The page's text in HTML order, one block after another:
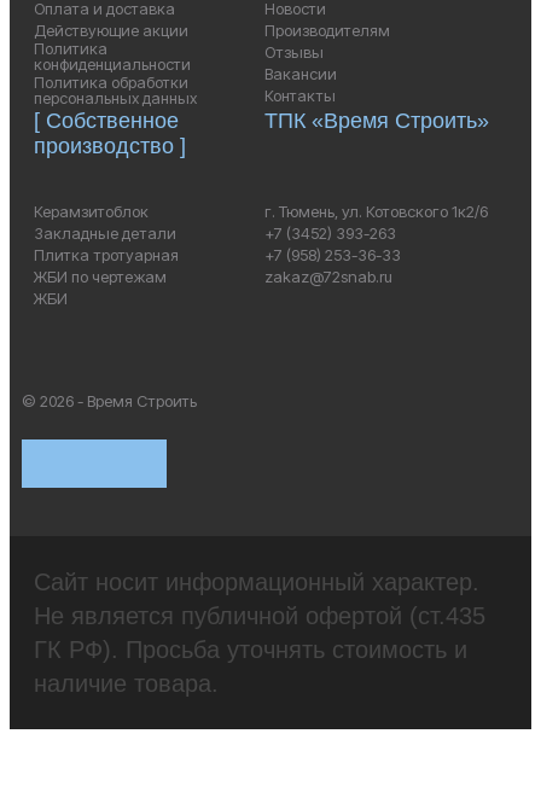
Оплата и доставка
Действующие акции
Политика
конфиденциальности
Политика обработки
персональных данных
[ Собственное
производство ]
Керамзитоблок
Закладные детали
Плитка тротуарная
ЖБИ по чертежам
ЖБИ
Новости
Производителям
Отзывы
Вакансии
Контакты
ТПК «Время Строить»
г. Тюмень, ул. Котовского 1к2/6
+7 (3452) 393-263
+7 (958) 253-36-33
zakaz@72snab.ru
© 2026 - Время Строить
Сайт носит информационный характер.
Не является публичной офертой (ст.435
ГК РФ). Просьба уточнять стоимость и
наличие товара.